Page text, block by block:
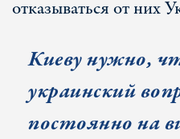
отказываться от них
Киеву нужно,
украинский
постоянно на